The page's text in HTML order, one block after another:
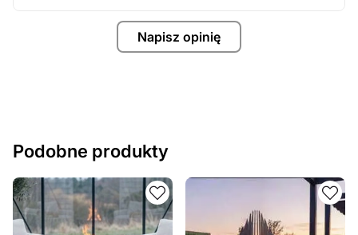
Napisz opinię
Podobne produkty